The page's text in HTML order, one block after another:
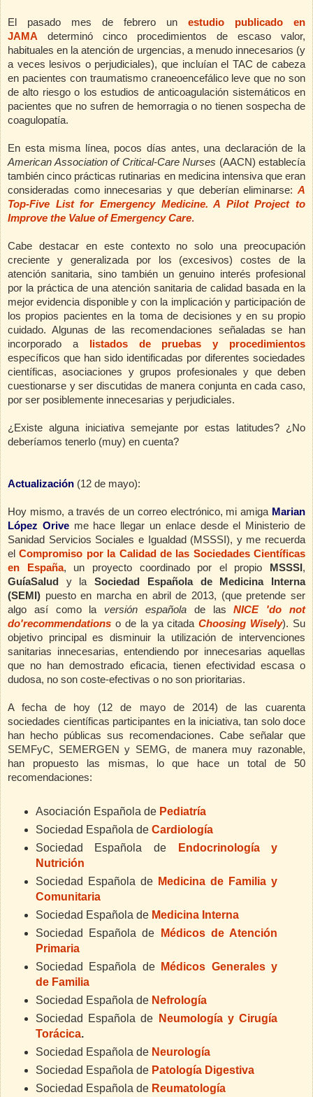
El pasado mes de febrero un estudio publicado en
JAMA
determinó cinco procedimientos de escaso valor,
habituales en la atención de urgencias, a menudo innecesarios (y
a veces lesivos o perjudiciales), que incluían el TAC de cabeza
en pacientes con traumatismo craneoencefálico leve que no son
de alto riesgo o los estudios de anticoagulación sistemáticos en
pacientes que no sufren de hemorragia o no tienen sospecha de
coagulopatía.
En esta misma línea, pocos días antes, una declaración de la
American Association of Critical-Care Nurses (AACN) establecía
también cinco prácticas rutinarias en medicina intensiva que eran
consideradas como innecesarias y que deberían eliminarse: A
Top-Five List for Emergency Medicine. A Pilot Project to
Improve the Value of Emergency Care.
Cabe destacar en este contexto no solo una preocupación
creciente y generalizada por los (excesivos) costes de la
atención sanitaria, sino también un genuino interés profesional
por la práctica de una atención sanitaria de calidad basada en la
mejor evidencia disponible y con la implicación y participación de
los propios pacientes en la toma de decisiones y en su propio
cuidado. Algunas de las recomendaciones señaladas se han
incorporado a
listados de pruebas y procedimientos
específicos que han sido identificadas por diferentes sociedades
científicas, asociaciones y grupos profesionales y que deben
cuestionarse y ser discutidas de manera conjunta en cada caso,
por ser posiblemente innecesarias y perjudiciales.
¿Existe alguna iniciativa semejante por estas latitudes? ¿No
deberíamos tenerlo (muy) en cuenta?
Actualización (12 de mayo):
Hoy mismo, a través de un correo electrónico, mi amiga Marian
López Oriveme hace llegar un enlace desde el Ministerio de
Sanidad Servicios Sociales e Igualdad (MSSSI), y me recuerda
elCompromiso por la Calidad de las Sociedades Científicas
en España, un proyecto coordinado por el propio MSSSI ,
GuíaSalud y laSociedad Española de Medicina Interna
(SEMI) puesto en marcha en abril de 2013, (que pretende ser
algo así como la versión española de lasNICE 'do not
do'recommendations o de la ya citada Choosing Wisely). Su
objetivo principal es disminuir la utilización de intervenciones
sanitarias innecesarias, entendiendo por innecesarias aquellas
que no han demostrado eficacia, tienen efectividad escasa o
dudosa, no son coste-efectivas o no son prioritarias.
A fecha de hoy (12 de mayo de 2014) de las cuarenta
sociedades científicas participantes en la iniciativa, tan solo doce
han hecho públicas sus recomendaciones. Cabe señalar que
SEMFyC, SEMERGEN y SEMG, de manera muy razonable,
han propuesto las mismas, lo que hace un total de 50
recomendaciones:
Asociación Española de Pediatría
Sociedad Española de Cardiología
Sociedad Española de
Endocrinología y
Nutrición
Sociedad Española de Medicina de Familia y
Comunitaria
Sociedad Española de Medicina Interna
Sociedad Española de
Médicos de Atención
Primaria
Sociedad Española de
Médicos Generales y
de Familia
Sociedad Española de Nefrología
Sociedad Española de
Neumología y Cirugía
Torácica.
Sociedad Española de Neurología
Sociedad Española de Patología Digestiva
Sociedad Española de Reumatología